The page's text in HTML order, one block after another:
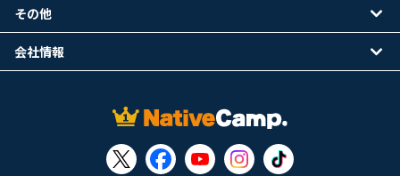
その他
会社情報